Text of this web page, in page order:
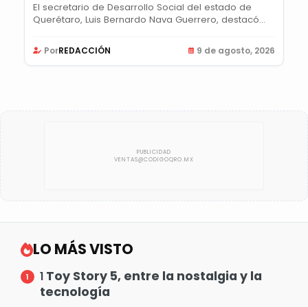
El secretario de Desarrollo Social del estado de
Querétaro, Luis Bernardo Nava Guerrero, destacó
PorREDACCIÓN 9 de agosto, 2026
LO MÁS VISTO
1 Toy Story 5, entre la nostalgia y la
tecnología